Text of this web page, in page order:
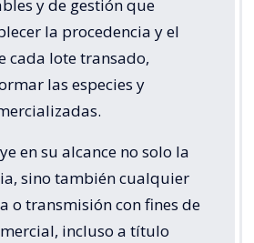
y de gestión que
la procedencia y el
cada lote transado,
las especies y
en su alcance no solo la
sino también cualquier
o transmisión con fines de
incluso a título